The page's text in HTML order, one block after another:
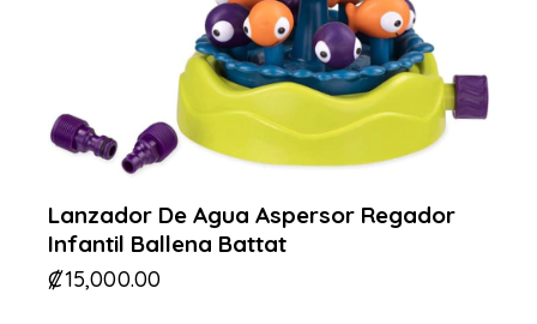
Lanzador De Agua Aspersor Regador
Infantil Ballena Battat
₡15,000.00